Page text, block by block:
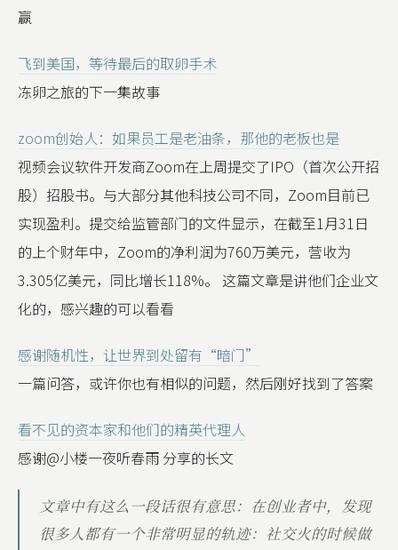
赢
飞到美国，等待最后的取卵手术
冻卵之旅的下一集故事
zoom创始人：如果员工是老油条，那他的老板也是
视频会议软件开发商Zoom在上周提交了IPO（首次公开招
股）招股书。与大部分其他科技公司不同，Zoom目前已
实现盈利。提交给监管部门的文件显示，在截至1月31日
的上个财年中，Zoom的净利润为760万美元，营收为
3.305亿美元，同比增长118%。 这篇文章是讲他们企业文
化的，感兴趣的可以看看
感谢随机性，让世界到处留有“暗门”
一篇问答，或许你也有相似的问题，然后刚好找到了答案
看不见的资本家和他们的精英代理人
感谢@小楼一夜听春雨 分享的长文
文章中有这么一段话很有意思：在创业者中，发现
很多人都有一个非常明显的轨迹：社交火的时候做